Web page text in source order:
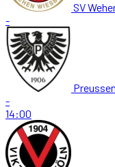
SV
-
-
14:00